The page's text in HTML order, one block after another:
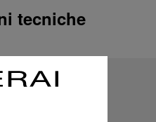
tecniche